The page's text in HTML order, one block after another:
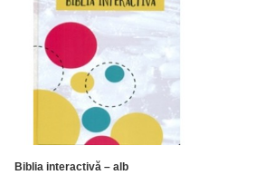
Biblia interactivă – alb